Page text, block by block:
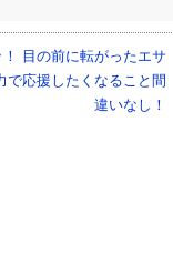
う！2026年話題の「デ
目の前に転がったエサ
で応援したくなること間
違いなし！